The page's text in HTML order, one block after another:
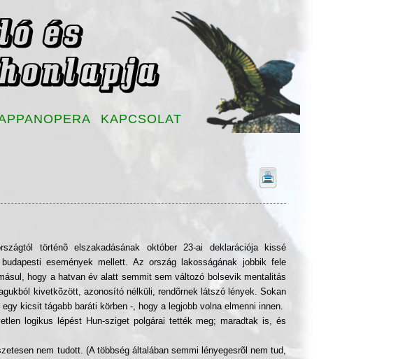
KAPCSOLAT
történõ elszakadásának október 23-ai deklarációja kissé
események mellett. Az ország lakosságának jobbik fele
hogy a hatvan év alatt semmit sem változó bolsevik mentalitás
kivetkõzött, azonosító nélküli, rendõrnek látszó lények. Sokan
kicsit tágabb baráti körben -, hogy a legjobb volna elmenni innen.
logikus lépést Hun-sziget polgárai tették meg; maradtak is, és
nem tudott. (A többség általában semmi lényegesrõl nem tud,